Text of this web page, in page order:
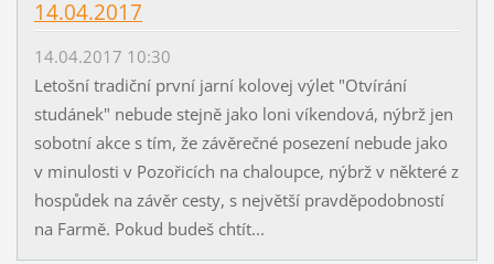
14.04.2017
14.04.2017 10:30
Letošní tradiční první jarní kolovej výlet "Otvírání
studánek" nebude stejně jako loni víkendová, nýbrž jen
sobotní akce s tím, že závěrečné posezení nebude jako
v minulosti v Pozořicích na chaloupce, nýbrž v některé z
hospůdek na závěr cesty, s největší pravděpodobností
na Farmě. Pokud budeš chtít...